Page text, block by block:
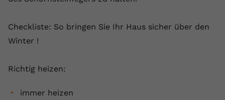
Checkliste: So bringen Sie Ihr Haus sicher über den
Winter !
Richtig heizen:
immer heizen